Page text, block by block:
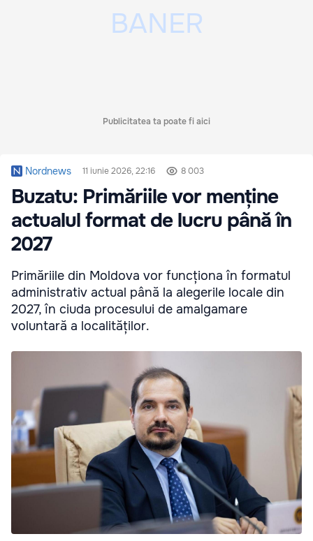
Publicitatea ta poate fi aici
Nordnews 11 iunie 2026, 22:16 8 003
Buzatu: Primăriile vor menține
actualul format de lucru până în
2027
Primăriile din Moldova vor funcționa în formatul
administrativ actual până la alegerile locale din
2027, în ciuda procesului de amalgamare
voluntară a localităților.